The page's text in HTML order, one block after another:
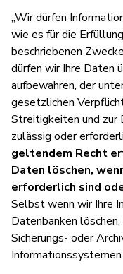
„Wir dürfen
wie es für die
beschriebenen
dürfen wir Ihre Daten
aufbewahren, der
gesetzlichen
Streitigkeiten und zur
zulässig oder
geltendem Recht
Daten löschen,
erforderlich sind
Selbst wenn wir Ihre
Datenbanken
Sicherungs- oder
Informationssystemen